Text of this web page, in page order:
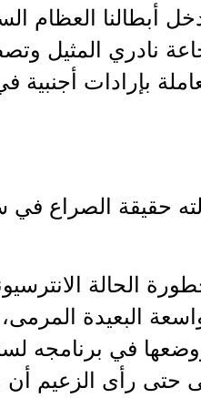
أبطالنا العظام
نادري المثيل
بإرادات
الحالة
البعيدة المرمى،
حتى رأى الزعيم أن